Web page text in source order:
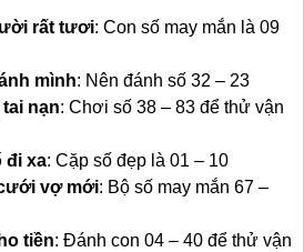
rất tươi: Con số may mắn là 09
mình: Nên đánh số 32 – 23
nạn: Chơi số 38 – 83 để thử vận
đi xa: Cặp số đẹp là 01 – 10
vợ mới: Bộ số may mắn 67 –
tiền: Đánh con 04 – 40 để thử vận